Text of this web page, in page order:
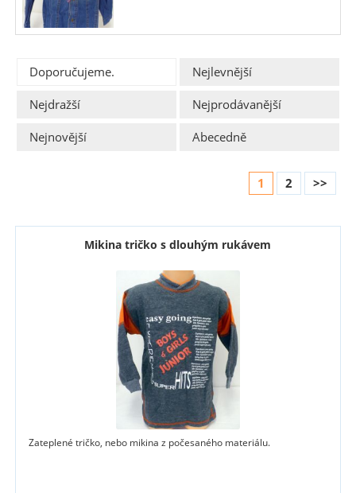
Doporučujeme.
Nejlevnější
Nejdražší
Nejprodávanější
Nejnovější
Abecedně
1 2 >>
Mikina tričko s dlouhým rukávem
Zateplené tričko, nebo mikina z počesaného materiálu.